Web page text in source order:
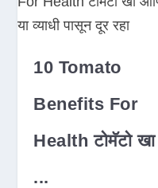
10 Tomato
Benefits For
Health टोमॅटो खा
...